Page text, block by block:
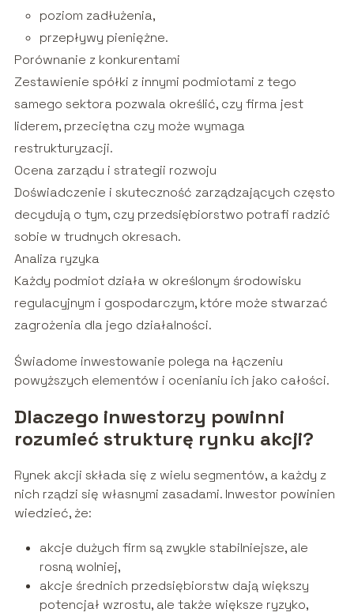
poziom zadłużenia,
przepływy pieniężne.
Porównanie z konkurentami
Zestawienie spółki z innymi podmiotami z tego
samego sektora pozwala określić, czy firma jest
liderem, przeciętna czy może wymaga
restrukturyzacji.
Ocena zarządu i strategii rozwoju
Doświadczenie i skuteczność zarządzających często
decydują o tym, czy przedsiębiorstwo potrafi radzić
sobie w trudnych okresach.
Analiza ryzyka
Każdy podmiot działa w określonym środowisku
regulacyjnym i gospodarczym, które może stwarzać
zagrożenia dla jego działalności.
Świadome inwestowanie polega na łączeniu
powyższych elementów i ocenianiu ich jako całości.
Dlaczego inwestorzy powinni
rozumieć strukturę rynku akcji?
Rynek akcji składa się z wielu segmentów, a każdy z
nich rządzi się własnymi zasadami. Inwestor powinien
wiedzieć, że:
akcje dużych firm są zwykle stabilniejsze, ale
rosną wolniej,
akcje średnich przedsiębiorstw dają większy
potencjał wzrostu, ale także większe ryzyko,